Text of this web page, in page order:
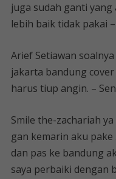
juga sudah ganti
lebih baik tidak pakai
Arief Setiawan
jakarta bandung
harus tiup angin. –
Smile the-zachariah
gan kemarin aku
dan pas ke bandung
saya perbaiki dengan